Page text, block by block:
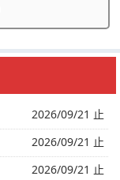
2026/09/21 止
2026/09/21 止
2026/09/21 止